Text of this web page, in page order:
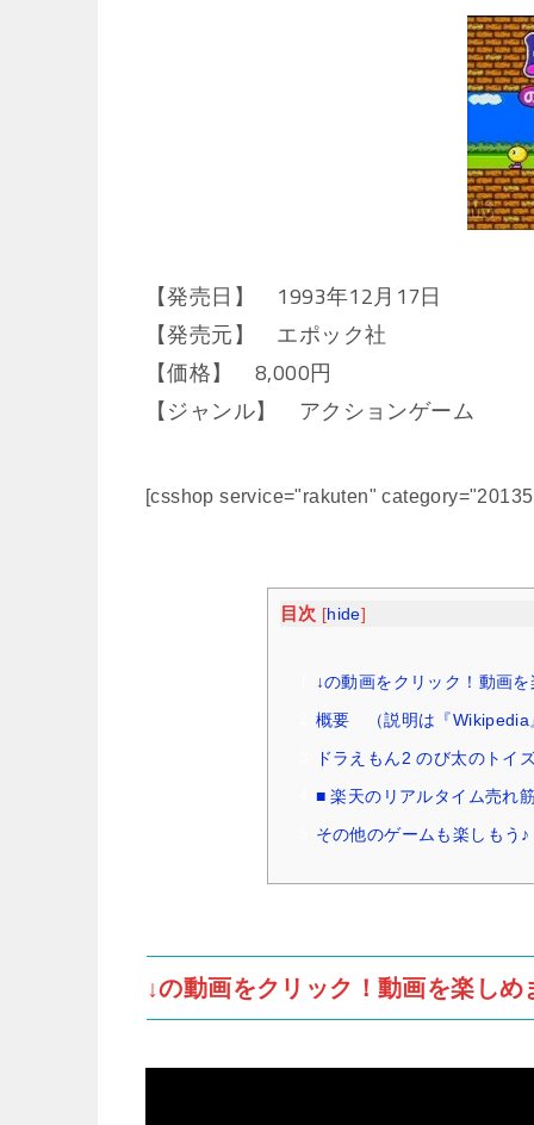
【発売日】 1993年12月17日
【発売元】 エポック社
【価格】 8,000円
【ジャンル】 アクションゲーム
[csshop service="rakuten"
目次 [hide]
↓の動画をクリック！動画
概要 （説明は『Wikipedia
ドラえもん2 のび太のトイ
■ 楽天のリアルタイム売れ
その他のゲームも楽しもう♪
↓の動画をクリック！動画を楽しめ